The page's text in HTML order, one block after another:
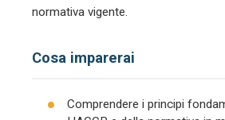
normativa vigente.
Cosa imparerai
Comprendere i principi